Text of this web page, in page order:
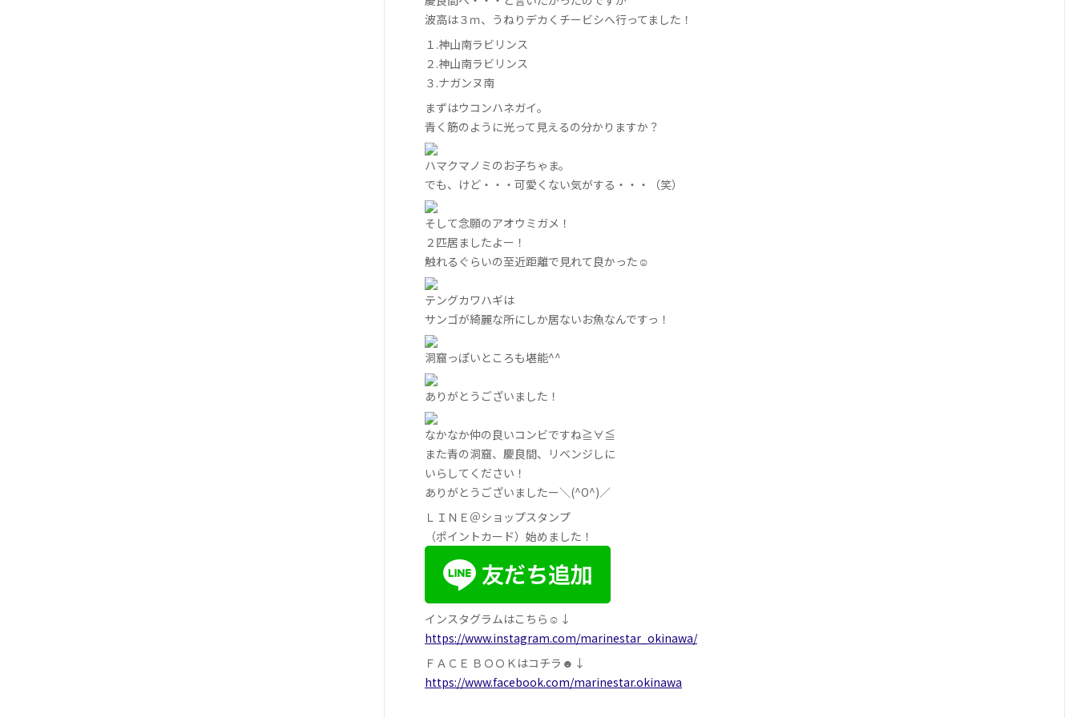
波高は３ｍ、うねりデカくチービシへ行ってました！
１.神山南ラビリンス
２.神山南ラビリンス
３.ナガンヌ南
まずはウコンハネガイ。
青く筋のように光って見えるの分かりますか？
ハマクマノミのお子ちゃま。
でも、けど・・・可愛くない気がする・・・（笑）
そして念願のアオウミガメ！
２匹居ましたよー！
触れるぐらいの至近距離で見れて良かった☺
テングカワハギは
サンゴが綺麗な所にしか居ないお魚なんですっ！
洞窟っぽいところも堪能^^
ありがとうございました！
なかなか仲の良いコンビですね≧∀≦
また青の洞窟、慶良間、リベンジしに
いらしてください！
ありがとうございましたー＼(^O^)／
ＬＩＮＥ＠ショップスタンプ
（ポイントカード）始めました！
インスタグラムはこちら☺↓
https://www.instagram.com/marinestar_okinawa/
ＦＡＣＥ ＢＯＯＫはコチラ☻↓
https://www.facebook.com/marinestar.okinawa